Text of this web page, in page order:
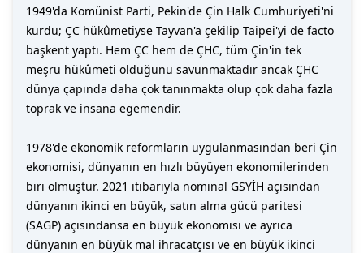
1949'da Komünist Parti, Pekin'de Çin Halk Cumhuriyeti'ni
kurdu; ÇC hükûmetiyse Tayvan'a çekilip Taipei'yi de facto
başkent yaptı. Hem ÇC hem de ÇHC, tüm Çin'in tek
meşru hükûmeti olduğunu savunmaktadır ancak ÇHC
dünya çapında daha çok tanınmakta olup çok daha fazla
toprak ve insana egemendir.
1978'de ekonomik reformların uygulanmasından beri Çin
ekonomisi, dünyanın en hızlı büyüyen ekonomilerinden
biri olmuştur. 2021 itibarıyla nominal GSYİH açısından
dünyanın ikinci en büyük, satın alma gücü paritesi
(SAGP) açısındansa en büyük ekonomisi ve ayrıca
dünyanın en büyük mal ihracatçısı ve en büyük ikinci